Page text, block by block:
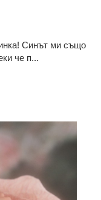
Синът ми също
че п...